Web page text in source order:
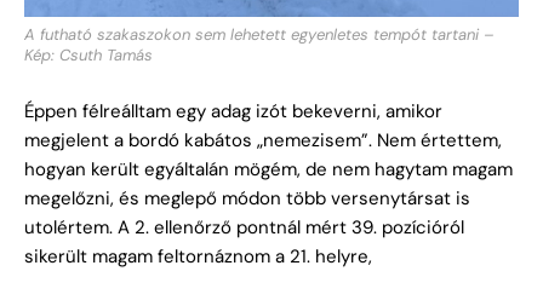
A futható szakaszokon sem lehetett egyenletes tempót tartani –
Kép: Csuth Tamás
Éppen félreálltam egy adag izót bekeverni, amikor
megjelent a bordó kabátos „nemezisem”. Nem értettem,
hogyan került egyáltalán mögém, de nem hagytam magam
megelőzni, és meglepő módon több versenytársat is
utolértem. A 2. ellenőrző pontnál mért 39. pozícióról
sikerült magam feltornáznom a 21. helyre,